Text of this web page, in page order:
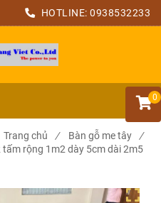
HOTLINE: 0938532233
0
Trang chủ / Bàn gỗ me tây
/
rộng 1m2 dày 5cm dài 2m5